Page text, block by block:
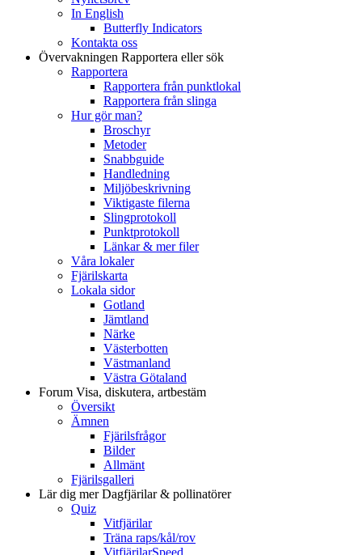
In English
Butterfly Indicators
Kontakta oss
Övervakningen Rapportera eller sök
Rapportera
Rapportera från punktlokal
Rapportera från slinga
Hur gör man?
Broschyr
Metoder
Snabbguide
Handledning
Miljöbeskrivning
Viktigaste filerna
Slingprotokoll
Punktprotokoll
Länkar & mer filer
Våra lokaler
Fjärilskarta
Lokala sidor
Gotland
Jämtland
Närke
Västerbotten
Västmanland
Västra Götaland
Forum Visa, diskutera, artbestäm
Översikt
Ämnen
Fjärilsfrågor
Bilder
Allmänt
Fjärilsgalleri
Lär dig merDagfjärilar & pollinatörer
Quiz
Vitfjärilar
Träna raps/kål/rov
VitfjärilarSpeed